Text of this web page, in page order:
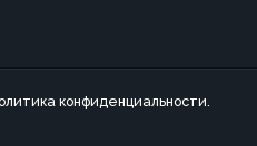
конфиденциальности.